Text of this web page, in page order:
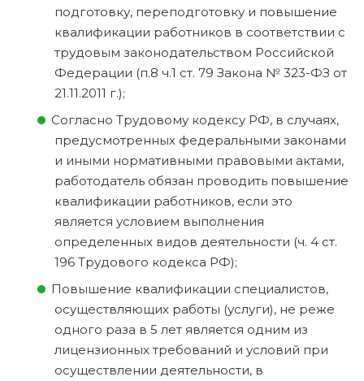
подготовку, переподготовку и повышение
квалификации работников в соответствии с
трудовым законодательством Российской
Федерации (п.8 ч.1 ст. 79 Закона № 323-ФЗ от
21.11.2011 г.);
Согласно Трудовому кодексу РФ, в случаях,
предусмотренных федеральными законами
и иными нормативными правовыми актами,
работодатель обязан проводить повышение
квалификации работников, если это
является условием выполнения
определенных видов деятельности (ч. 4 ст.
196 Трудового кодекса РФ);
Повышение квалификации специалистов,
осуществляющих работы (услуги), не реже
одного раза в 5 лет является одним из
лицензионных требований и условий при
осуществлении деятельности, в